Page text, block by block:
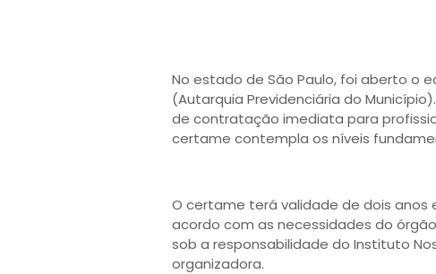
No estado de São Paulo, foi aberto o
(Autarquia Previdenciária do
de contratação imediata para
certame contempla os níveis
O certame terá validade de dois anos
acordo com as necessidades do
sob a responsabilidade do Instituto
organizadora.